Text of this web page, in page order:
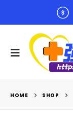
HOME SHOP